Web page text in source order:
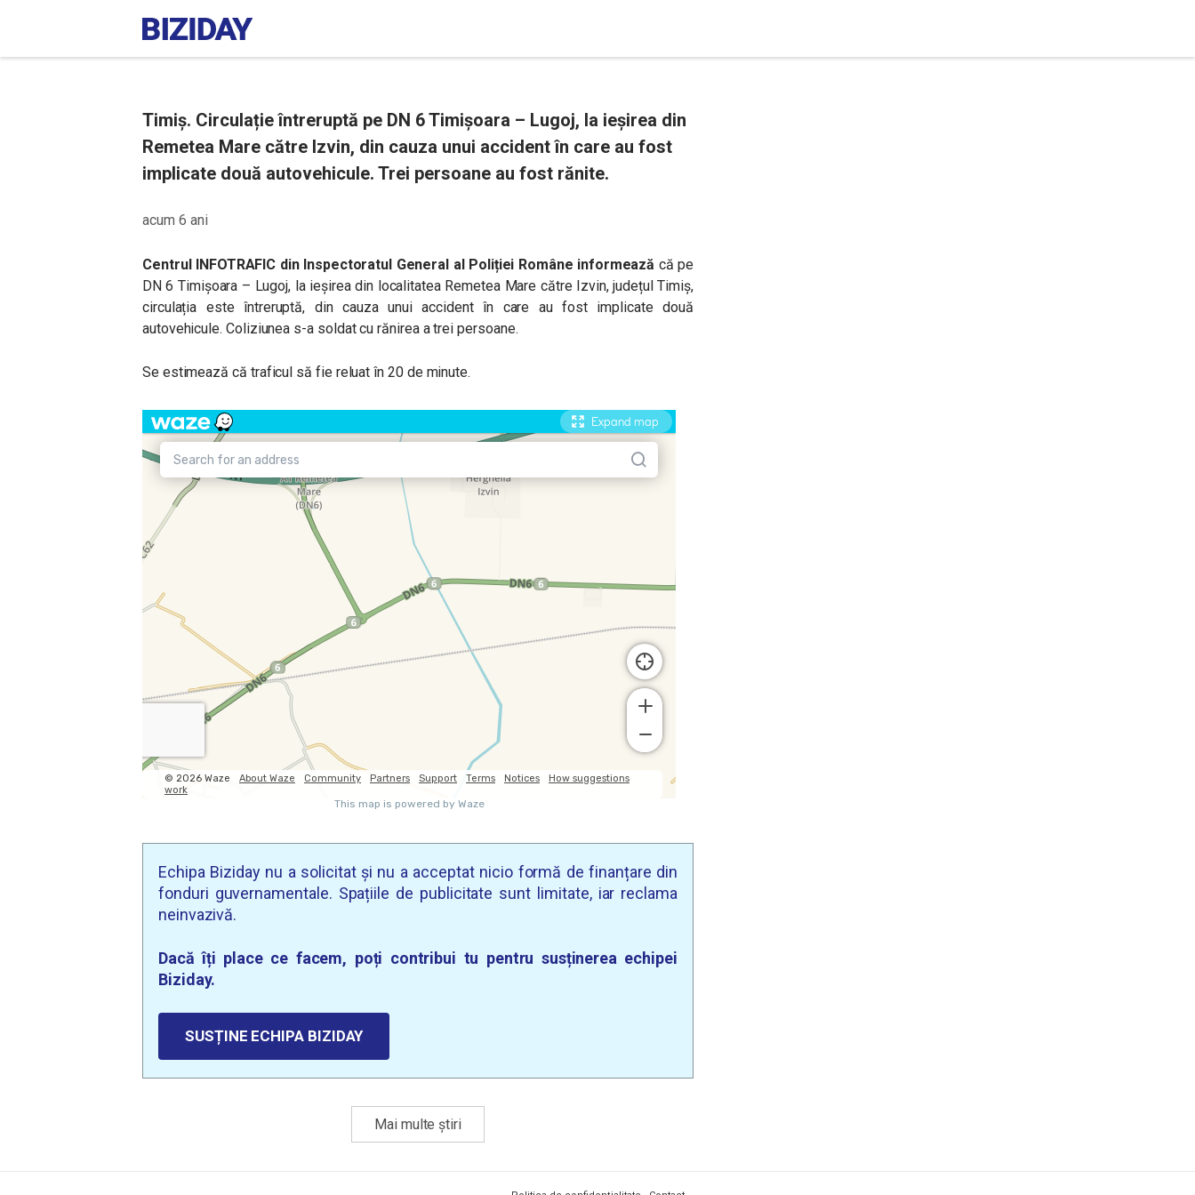
Timiș. Circulație întreruptă pe DN 6 Timișoara – Lugoj, la ieșirea din
Remetea Mare către Izvin, din cauza unui accident în care au fost
implicate două autovehicule. Trei persoane au fost rănite.
acum 6 ani
Centrul INFOTRAFIC din Inspectoratul General al Poliției Române informează că pe
DN 6 Timișoara – Lugoj, la ieșirea din localitatea Remetea Mare către Izvin, județul Timiș,
circulația este întreruptă, din cauza unui accident în care au fost implicate două
autovehicule. Coliziunea s-a soldat cu rănirea a trei persoane.
Se estimează că traficul să fie reluat în 20 de minute.
Echipa Biziday nu a solicitat și nu a acceptat nicio formă de finanțare din
fonduri guvernamentale. Spațiile de publicitate sunt limitate, iar reclama
neinvazivă.
Dacă îți place ce facem, poți contribui tu pentru susținerea echipei
Biziday.
SUSȚINE ECHIPA BIZIDAY
Mai multe știri